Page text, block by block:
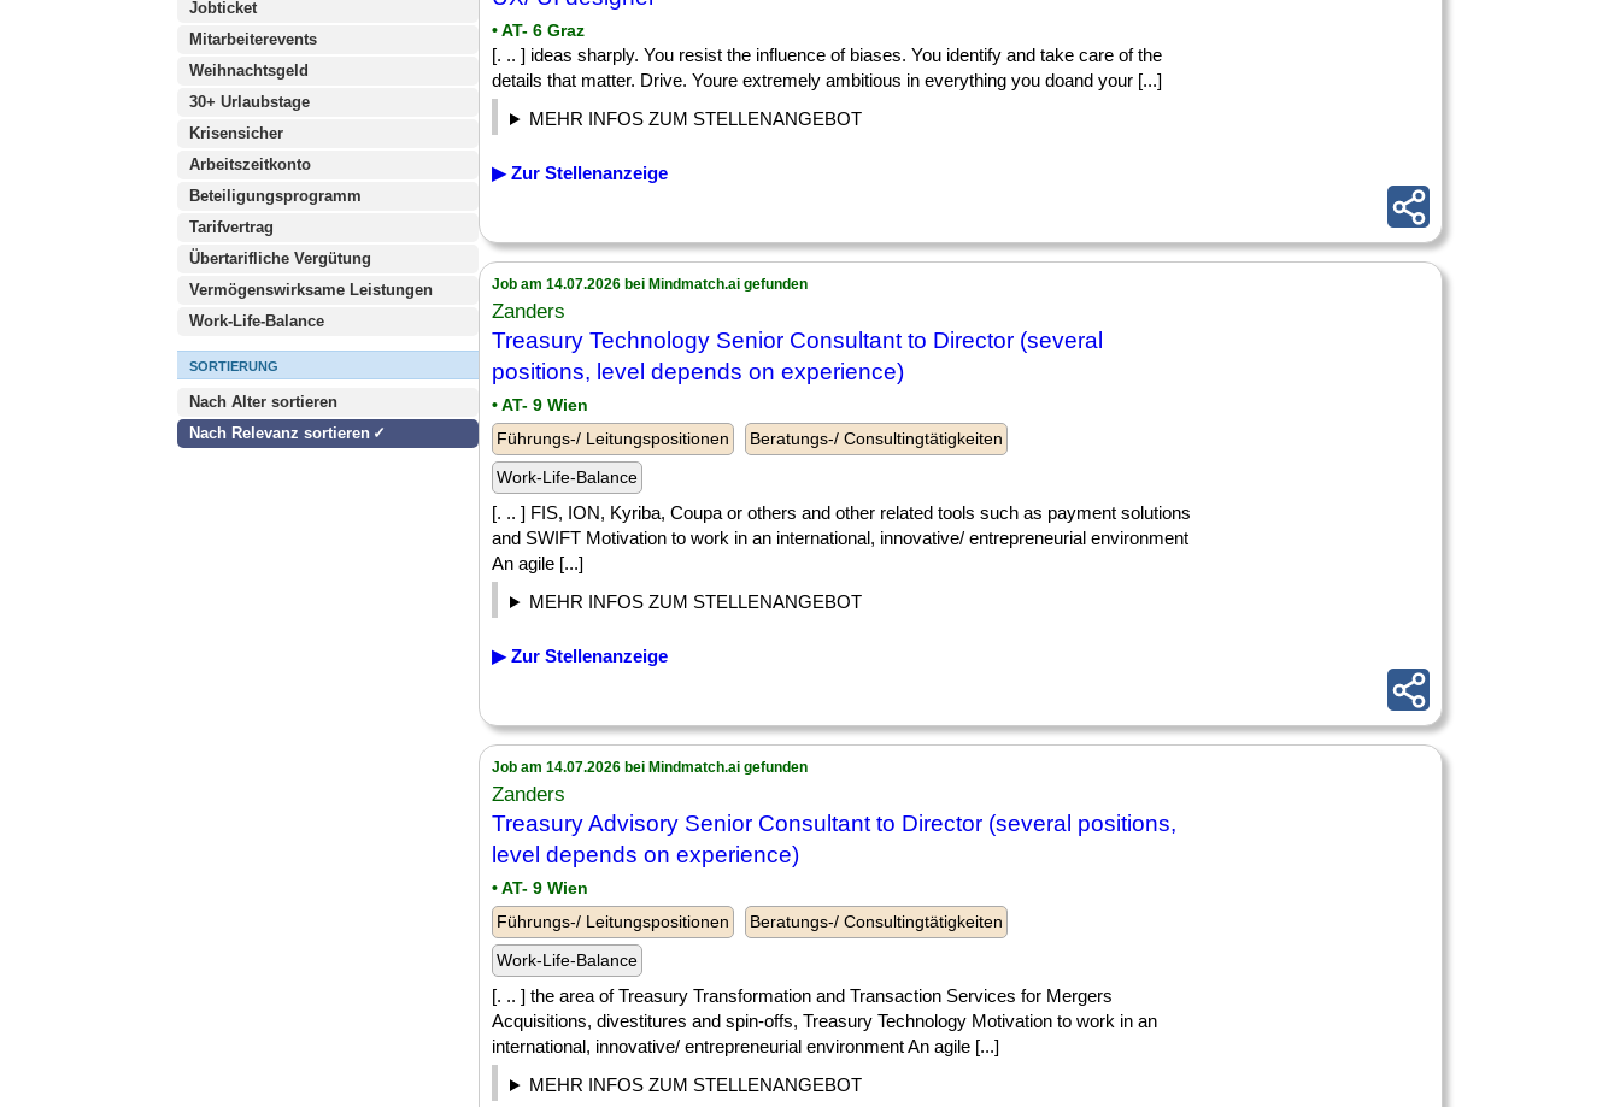
Jobticket
Mitarbeiterevents
Weihnachtsgeld
30+ Urlaubstage
Krisensicher
Arbeitszeitkonto
Beteiligungsprogramm
Tarifvertrag
Übertarifliche Vergütung
Vermögenswirksame Leistungen
Work-Life-Balance
SORTIERUNG
Nach Alter sortieren
Nach Relevanz sortieren
• AT- 6 Graz
[. .. ] ideas sharply. You resist the influence of biases. You identify and take care of the
details that matter. Drive. Youre extremely ambitious in everything you doand your [...]
MEHR INFOS ZUM STELLENANGEBOT
▶ Zur Stellenanzeige
Job am 14.07.2026 bei Mindmatch.ai gefunden
Zanders
Treasury Technology Senior Consultant to Director (several
positions, level depends on experience)
• AT- 9 Wien
Führungs-/ Leitungspositionen
Beratungs-/ Consultingtätigkeiten
Work-Life-Balance
[. .. ] FIS, ION, Kyriba, Coupa or others and other related tools such as payment solutions
and SWIFT Motivation to work in an international, innovative/ entrepreneurial environment
An agile [...]
MEHR INFOS ZUM STELLENANGEBOT
▶ Zur Stellenanzeige
Job am 14.07.2026 bei Mindmatch.ai gefunden
Zanders
Treasury Advisory Senior Consultant to Director (several positions,
level depends on experience)
• AT- 9 Wien
Führungs-/ Leitungspositionen
Beratungs-/ Consultingtätigkeiten
Work-Life-Balance
[. .. ] the area of Treasury Transformation and Transaction Services for Mergers
Acquisitions, divestitures and spin-offs, Treasury Technology Motivation to work in an
international, innovative/ entrepreneurial environment An agile [...]
MEHR INFOS ZUM STELLENANGEBOT